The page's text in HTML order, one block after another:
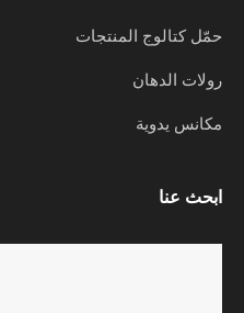
حمّل كتالوج المنتجات
رولات الدهان
مكانس يدوية
ابحث عنا